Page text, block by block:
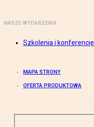
NASZE WYDARZENIA
Szkolenia i konferencje
MAPA STRONY
OFERTA PRODUKTOWA